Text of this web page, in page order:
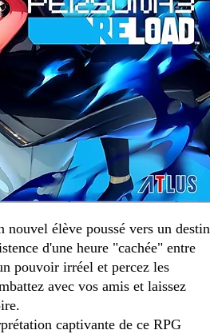
nouvel élève poussé vers un destin
d'une heure "cachée" entre
pouvoir irréel et percez les
avec vos amis et laissez
captivante de ce RPG